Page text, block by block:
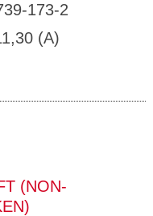
173-2
(A)
(NON-